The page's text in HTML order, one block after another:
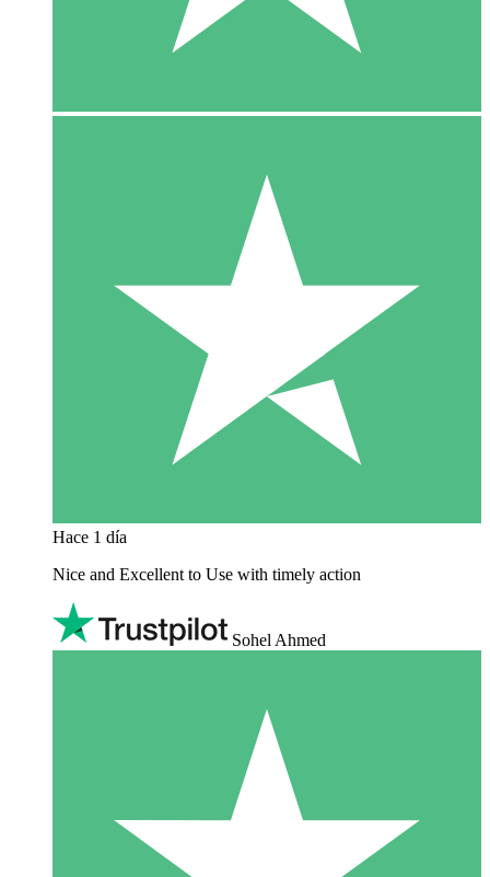
Hace 1 día
Nice and Excellent to Use with timely action
Sohel Ahmed